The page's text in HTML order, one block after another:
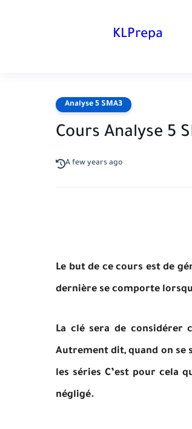
KLPrepa
Analyse 5 SMA3
Cours Analyse 5
A few years ago
Le but de ce cours est de
dernière se comporte
La clé sera de considérer
Autrement dit, quand on se
les séries C’est pour cela
négligé.